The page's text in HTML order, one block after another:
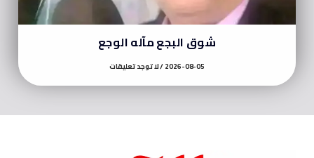
شوق البجع مآله الوجع
2026-08-05 لا توجد تعليقات